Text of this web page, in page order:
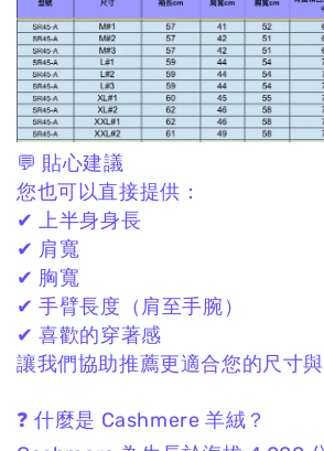
💬 貼心建議
您也可以直接提供：
✔ 上半身身長
✔ 肩寬
✔ 胸寬
✔ 手臂長度（肩至手腕）
✔ 喜歡的穿著感
讓我們協助推薦更適合您的尺寸
❓ 什麼是 Cashmere 羊絨？